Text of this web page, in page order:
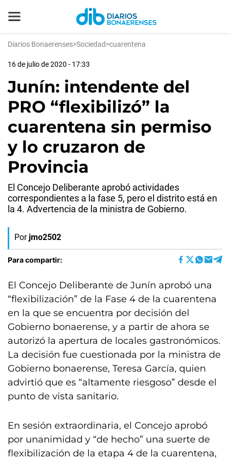
Diarios Bonaerenses>Sociedad>cuarentena
16 de julio de 2020 - 17:33
Junín: intendente del
PRO “flexibilizó” la
cuarentena sin permiso
y lo cruzaron de
Provincia
El Concejo Deliberante aprobó actividades
correspondientes a la fase 5, pero el distrito está en
la 4. Advertencia de la ministra de Gobierno.
Por jmo2502
Para compartir:
El Concejo Deliberante de Junín aprobó una
“flexibilización” de la Fase 4 de la cuarentena
en la que se encuentra por decisión del
Gobierno bonaerense, y a partir de ahora se
autorizó la apertura de locales gastronómicos.
La decisión fue cuestionada por la ministra de
Gobierno bonaerense, Teresa García, quien
advirtió que es “altamente riesgoso” desde el
punto de vista sanitario.
En sesión extraordinaria, el Concejo aprobó
por unanimidad y “de hecho” una suerte de
flexibilización de la etapa 4 de la cuarentena,